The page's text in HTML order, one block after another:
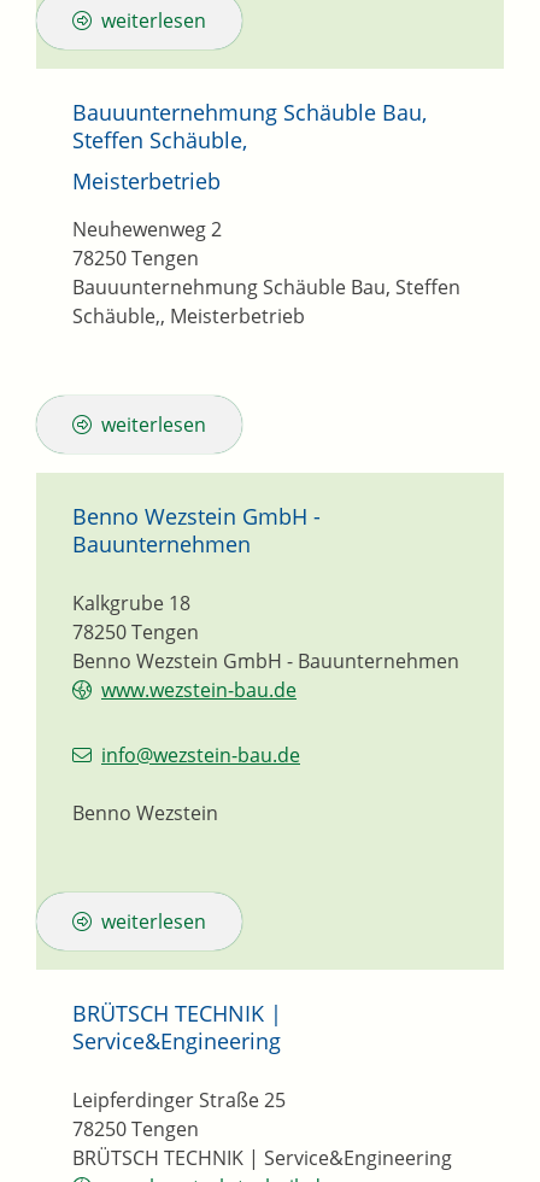
weiterlesen
Bauuunternehmung Schäuble Bau,
Steffen Schäuble,
Meisterbetrieb
Bauuunternehmung Schäuble Bau, Steffen
Schäuble,, Meisterbetrieb
Neuhewenweg 2
78250Tengen
weiterlesen
Benno Wezstein GmbH -
Bauunternehmen
Benno Wezstein GmbH - Bauunternehmen
Kalkgrube 18
78250Tengen
www.wezstein-bau.de
info@wezstein-bau.de
Benno Wezstein
weiterlesen
BRÜTSCH TECHNIK |
Service&Engineering
BRÜTSCH TECHNIK | Service&Engineering
Leipferdinger Straße 25
78250Tengen